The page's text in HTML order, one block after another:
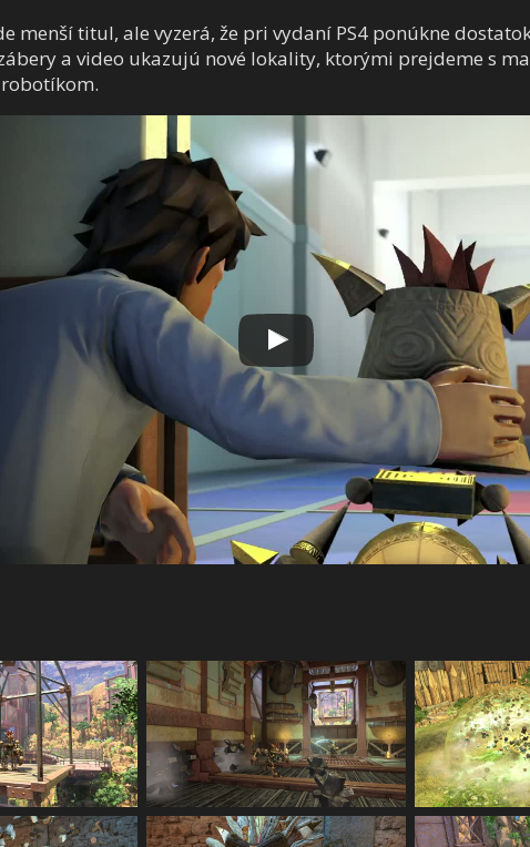
menší titul, ale vyzerá, že pri vydaní PS4 ponúkne
a video ukazujú nové lokality, ktorými prejdeme s